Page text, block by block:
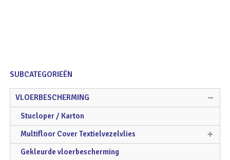
SUBCATEGORIEËN
VLOERBESCHERMING
Stucloper / Karton
Multifloor Cover Textielvezelvlies
Gekleurde vloerbescherming